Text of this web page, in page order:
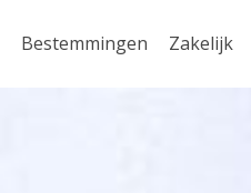
Bestemmingen Zakelijk